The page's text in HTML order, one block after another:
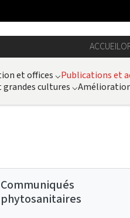
ACCUEIL
et offices ⌵Publications et
cultures ⌵
Communiqués
phytosanitaires